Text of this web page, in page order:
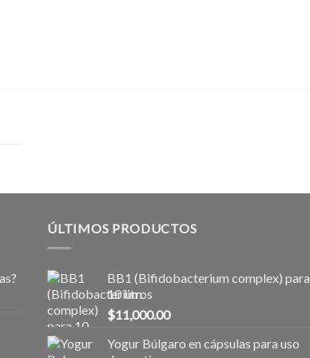
ÚLTIMOS PRODUCTOS
BB1 (Bifidobacterium complex) para
10 litros
$11,000.00
Yogur Búlgaro en cápsulas para uso